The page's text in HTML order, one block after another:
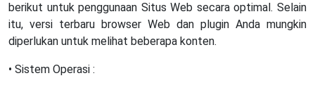
berikut untuk penggunaan Situs Web secara optimal. Selain
itu, versi terbaru browser Web dan plugin Anda mungkin
diperlukan untuk melihat beberapa konten.
• Sistem Operasi :